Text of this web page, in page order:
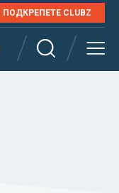
ПОДКРЕПЕТЕ CLUBZ